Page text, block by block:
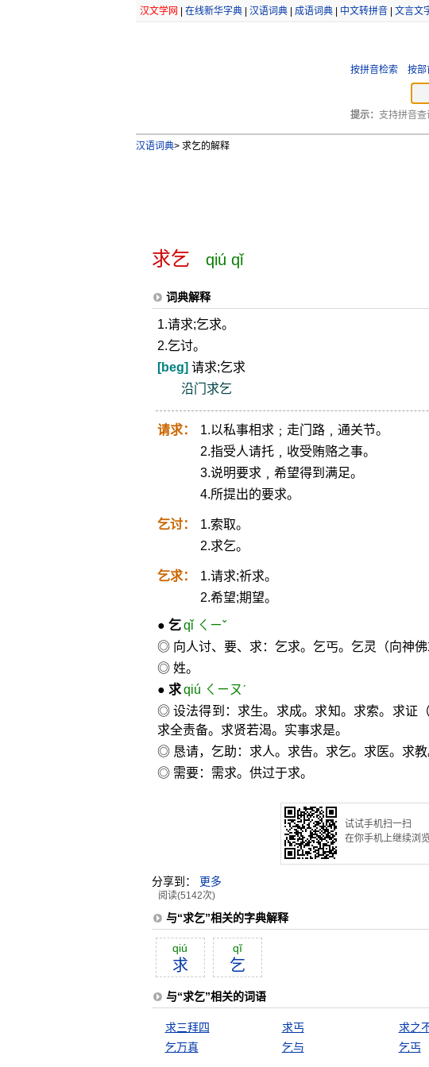
汉文学网 在线新华字典| 汉语词典| 成语词典| 中文转拼音| 文言文
按拼音检索 按部
提示： 支持拼音查
汉语词典>求乞的解释
求乞 qiú qǐ
词典解释
1.请求;乞求。
2.乞讨。
[beg] 请求;乞求
沿门求乞
请求：
1.以私事相求﹔走门路﹐通关节。
2.指受人请托﹐收受贿赂之事。
3.说明要求﹐希望得到满足。
4.所提出的要求。
乞讨：
1.索取。
2.求乞。
乞求：
1.请求;祈求。
2.希望;期望。
● 乞 qǐ ㄑㄧˇ
◎ 向人讨、要、求：乞求。乞丐。乞灵（向神佛
◎ 姓。
● 求 qiú ㄑㄧㄡˊ
◎ 设法得到：求生。求成。求知。求索。求证
求全责备。求贤若渴。实事求是。
◎ 恳请，乞助：求人。求告。求乞。求医。求教
◎ 需要：需求。供过于求。
试试手机扫一扫
在你手机上继续浏
分享到： 更多
阅读(5142次)
与“求乞”相关的字典解释
qiú
求
qĭ
乞
与“求乞”相关的词语
求三拜四 求丐 求之
乞万真
乞与 乞丐